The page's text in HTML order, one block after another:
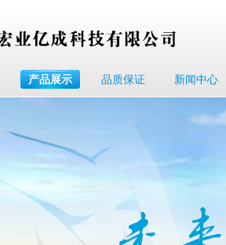
产品展示 品质保证 新闻中心